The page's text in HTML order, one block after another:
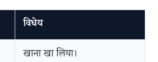
विधेय
खाना खा लिया।